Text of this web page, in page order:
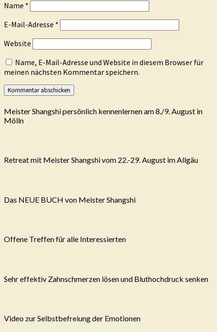
Name *
E-Mail-Adresse *
Website
Name, E-Mail-Adresse und Website in diesem Browser für
meinen nächsten Kommentar speichern.
Meister Shangshi persönlich kennenlernen am 8./9. August in
Mölln
Retreat mit Meister Shangshi vom 22.-29. August im Allgäu
Das NEUE BUCH von Meister Shangshi
Offene Treffen für alle Interessierten
Sehr effektiv Zahnschmerzen lösen und Bluthochdruck senken
Video zur Selbstbefreiung der Emotionen